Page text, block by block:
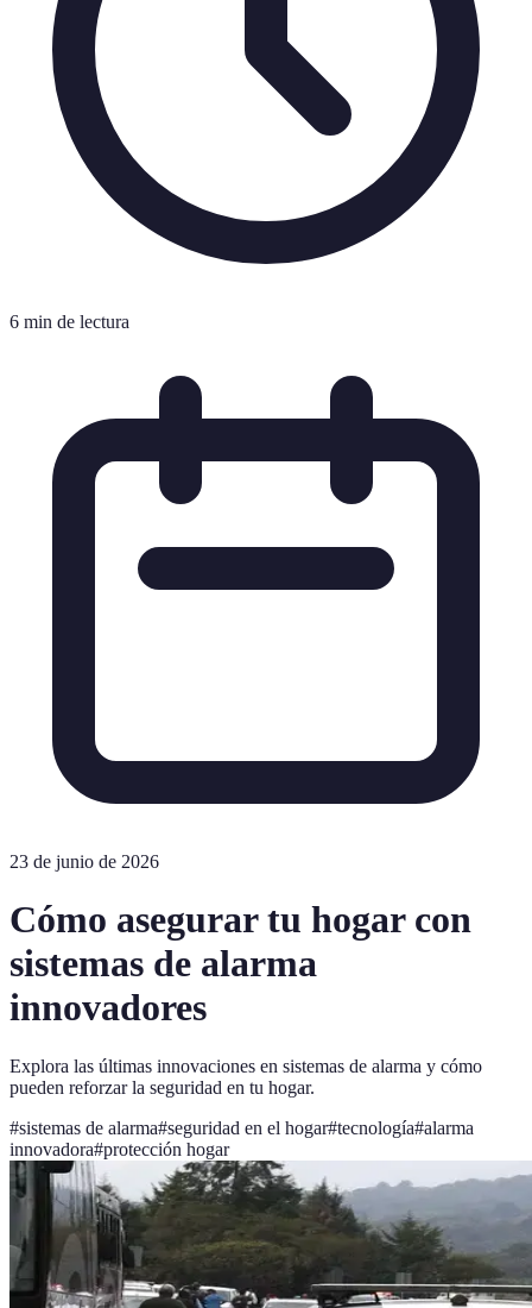
6 min de lectura
23 de junio de 2026
Cómo asegurar tu hogar con
sistemas de alarma
innovadores
Explora las últimas innovaciones en sistemas de alarma y cómo
pueden reforzar la seguridad en tu hogar.
#sistemas de alarma#seguridad en el hogar#tecnología#alarma
innovadora#protección hogar